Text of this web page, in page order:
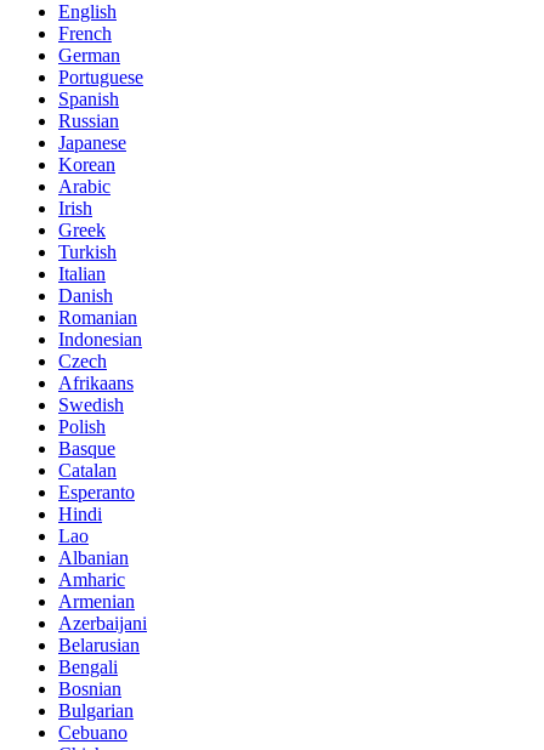
English
French
German
Portuguese
Spanish
Russian
Japanese
Korean
Arabic
Irish
Greek
Turkish
Italian
Danish
Romanian
Indonesian
Czech
Afrikaans
Swedish
Polish
Basque
Catalan
Esperanto
Hindi
Lao
Albanian
Amharic
Armenian
Azerbaijani
Belarusian
Bengali
Bosnian
Bulgarian
Cebuano